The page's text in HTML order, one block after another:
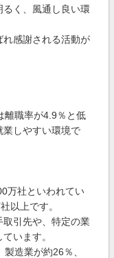
く、風通し良い環
感謝される活動が
離職率が4.9％と低
業しやすい環境で
万社といわれてい
以上です。
取引先や、特定の業
います。
造業が約26％、